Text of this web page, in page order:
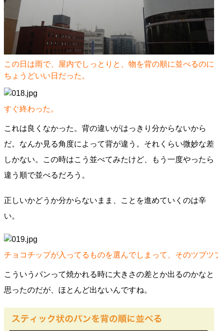
この日は雨で、屋内でしっとりと、物を背の順に並べるのに
ちょうどいい日だった。
すぐ終わった。
これは良くなかった。背の違いがはっきり分からないから
だ。なんか見る角度によって背が違う。それくらい微妙な差
しかない。この時はこう並べてみたけど、もう一度やったら
違う順で並べるだろう。
正しいかどうか分からないまま、ことを進めていくのは辛
い。
チョコチップが入ってるものを選んでしまって、そのツブツ
こういうパンって焼かれる時に大きさの差とか出るのかなと
思ったのだが、ほとんど出ないんですね。